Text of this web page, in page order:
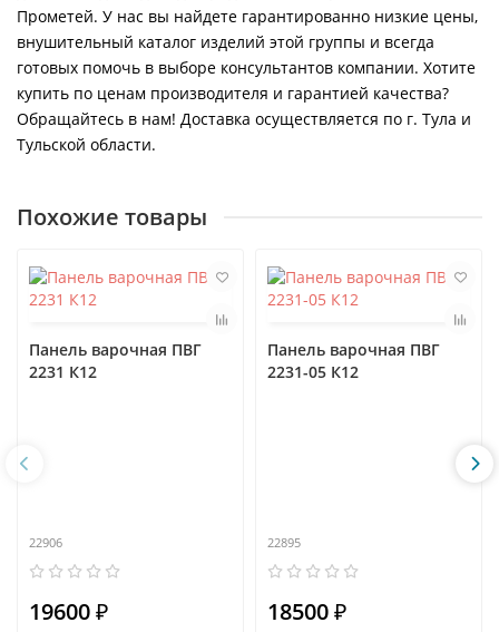
Прометей. У нас вы найдете гарантированно низкие цены,
внушительный каталог изделий этой группы и всегда
готовых помочь в выборе консультантов компании. Хотите
купить по ценам производителя и гарантией качества?
Обращайтесь в нам! Доставка осуществляется по г. Тула и
Тульской области.
Похожие товары
Панель варочная ПВГ
2231 К12
22906
19600 ₽
Панель варочная ПВГ
2231-05 К12
22895
18500 ₽